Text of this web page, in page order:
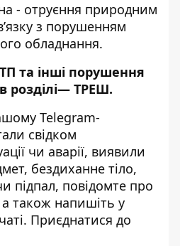
- отруєння природним
з порушенням
обладнання.
та інші порушення
розділі— ТРЕШ.
Telegram-
свідком
чи аварії, виявили
бездиханне тіло,
підпал, повідомте про
також напишіть у
Приєднатися до